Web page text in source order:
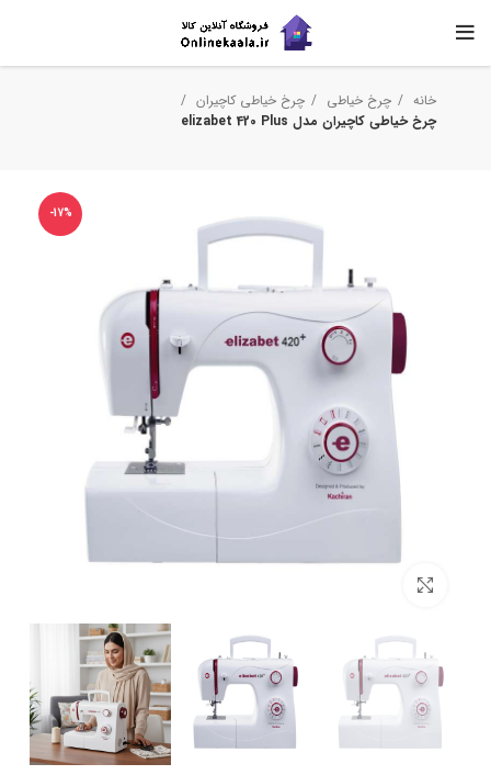
خانه چرخ خیاطی
چرخ خیاطی کاچیران
چرخ خیاطی کاچیران مدل elizabet 420 Plus
-17%